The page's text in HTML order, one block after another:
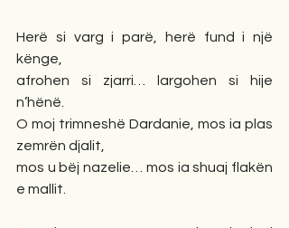
Herë si varg i parë, herë fund i një
kënge,
afrohen si zjarri… largohen si hije
n’hënë.
O moj trimneshë Dardanie, mos ia plas
zemrën djalit,
mos u bëj nazelie… mos ia shuaj flakën
e mallit.